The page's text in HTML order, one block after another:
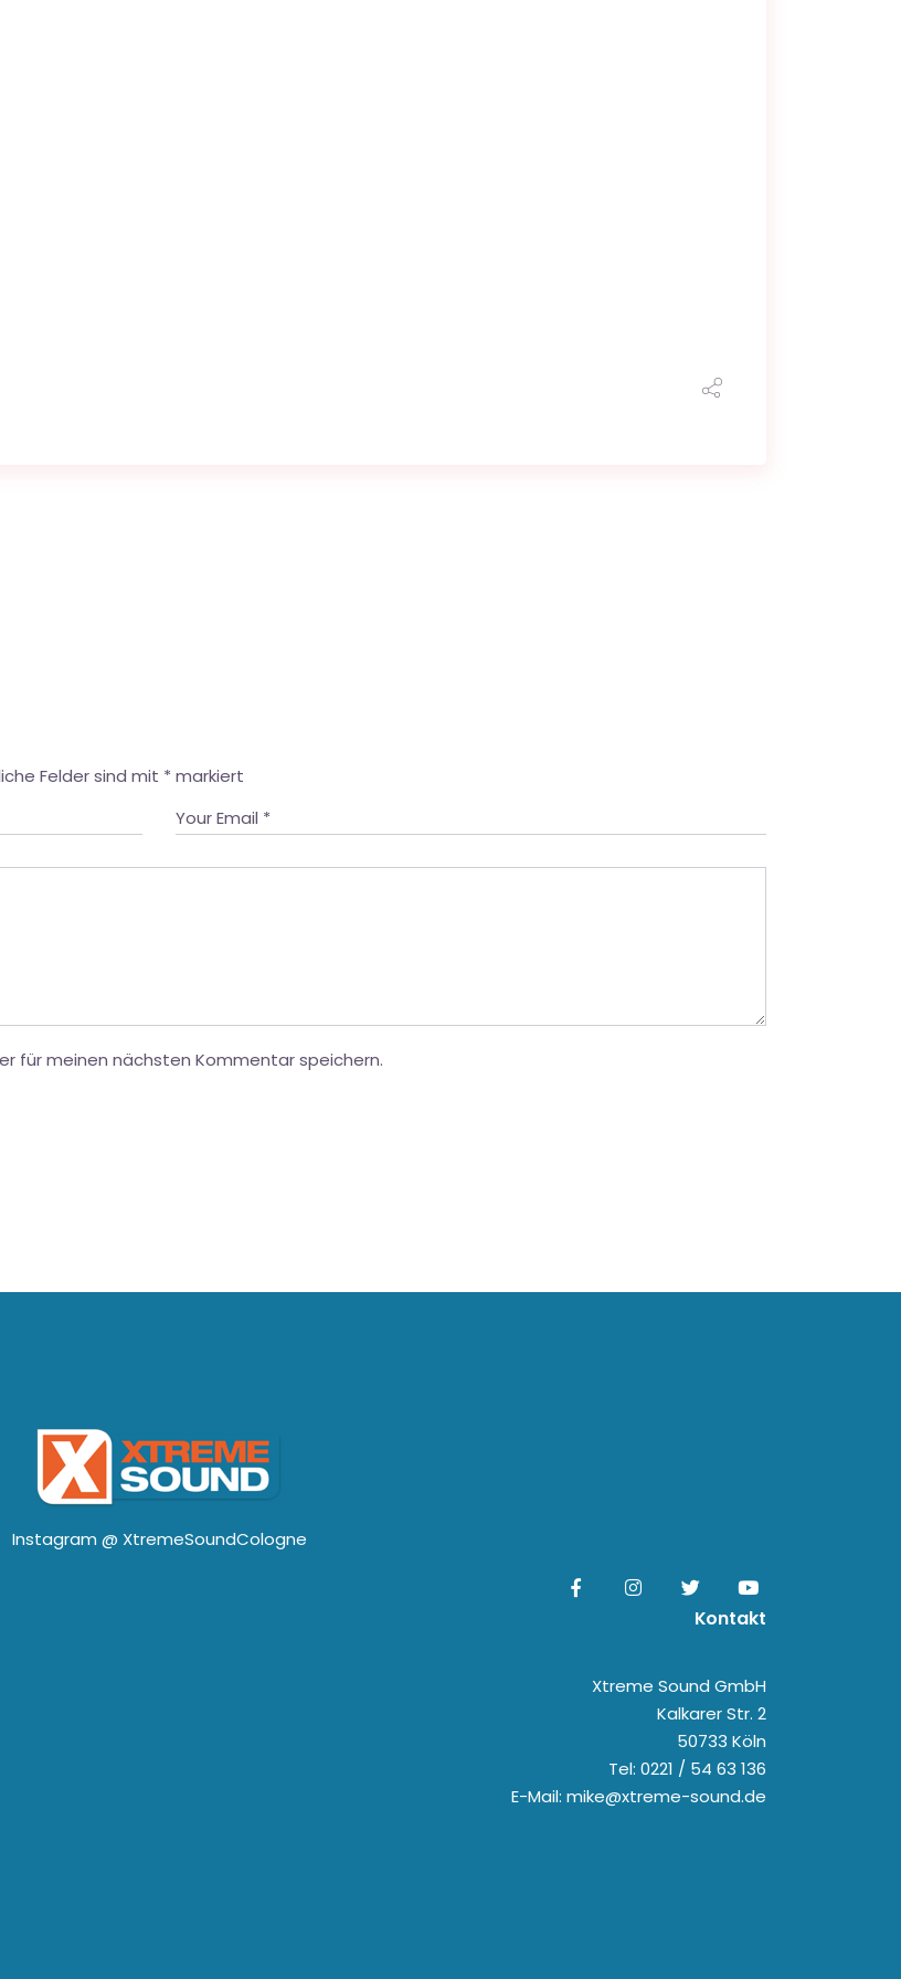
Felder sind mit * markiert
für meinen nächsten Kommentar speichern.
Instagram @ XtremeSoundCologne
Kontakt
Xtreme Sound GmbH
Kalkarer Str. 2
50733 Köln
Tel: 0221 / 54 63 136
E-Mail: mike@xtreme-sound.de